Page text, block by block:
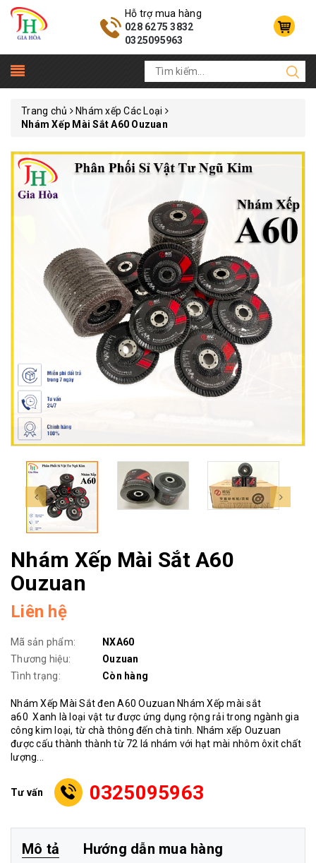
Hỗ trợ mua hàng
028 6275 3832
0325095963
Trang chủ
Nhám xếp Các Loại
Nhám Xếp Mài Sắt A60 Ouzuan
Nhám Xếp Mài Sắt A60
Ouzuan
Liên hệ
Mã sản phẩm:
NXA60
Thương hiệu:
Ouzuan
Tình trạng:
Còn hàng
Nhám Xếp Mài Sắt đen A60 Ouzuan Nhám Xếp mài sắt
a60 Xanh là loại vật tư được ứng dụng rộng rải trong ngành gia
công kim loại, từ chà thông đến chà tinh. Nhám xếp Ouzuan
được cấu thành thành từ 72 lá nhám với hạt mài nhôm ôxit chất
lượng...
Tư vấn 0325095963
Mô tả Hướng dẫn mua hàng